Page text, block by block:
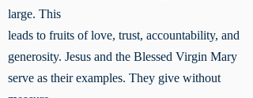
large. This
leads to fruits of love, trust, accountability, and
generosity. Jesus and the Blessed Virgin Mary
serve as their examples. They give without